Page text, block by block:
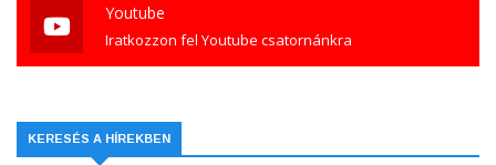
Youtube
Iratkozzon fel Youtube csatornánkra
KERESÉS A HÍREKBEN